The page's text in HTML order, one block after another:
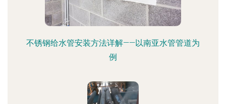
不锈钢给水管安装方法详解——以南亚水管管道为
例